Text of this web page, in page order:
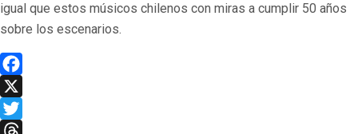
igual que estos músicos chilenos con miras a cumplir 50 años
sobre los escenarios.
Facebook
X
Twitter